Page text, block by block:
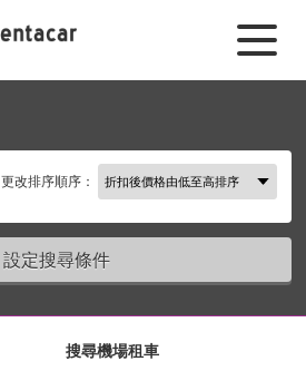
更改排序順序：
設定搜尋條件
搜尋機場租車